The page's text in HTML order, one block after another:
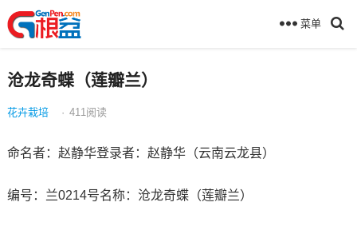
菜单
沧龙奇蝶（莲瓣兰）
花卉栽培 · 411 阅读
命名者：赵静华登录者：赵静华（云南云龙县）
编号：兰0214号名称：沧龙奇蝶（莲瓣兰）